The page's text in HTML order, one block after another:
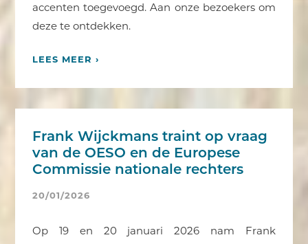
accenten toegevoegd. Aan onze bezoekers om
deze te ontdekken.
LEES MEER ›
Frank Wijckmans traint op vraag
van de OESO en de Europese
Commissie nationale rechters
20/01/2026
Op 19 en 20 januari 2026 nam Frank